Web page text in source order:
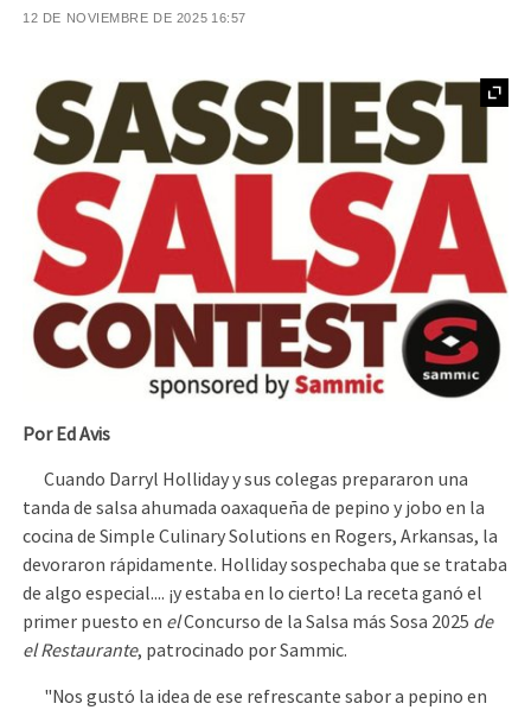
12 DE NOVIEMBRE DE 2025 16:57
Por Ed Avis
Cuando Darryl Holliday y sus colegas prepararon una
tanda de salsa ahumada oaxaqueña de pepino y jobo en la
cocina de Simple Culinary Solutions en Rogers, Arkansas, la
devoraron rápidamente. Holliday sospechaba que se trataba
de algo especial.... ¡y estaba en lo cierto! La receta ganó el
primer puesto en elConcurso de la Salsa más Sosa 2025 de
el Restaurante, patrocinado por Sammic.
"Nos gustó la idea de ese refrescante sabor a pepino en